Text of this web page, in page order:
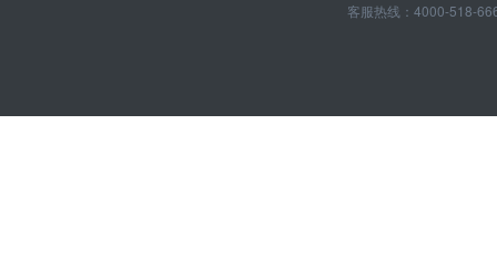
客服热线：4000-518-